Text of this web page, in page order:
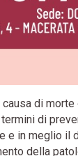
di
di
e in meglio il
della